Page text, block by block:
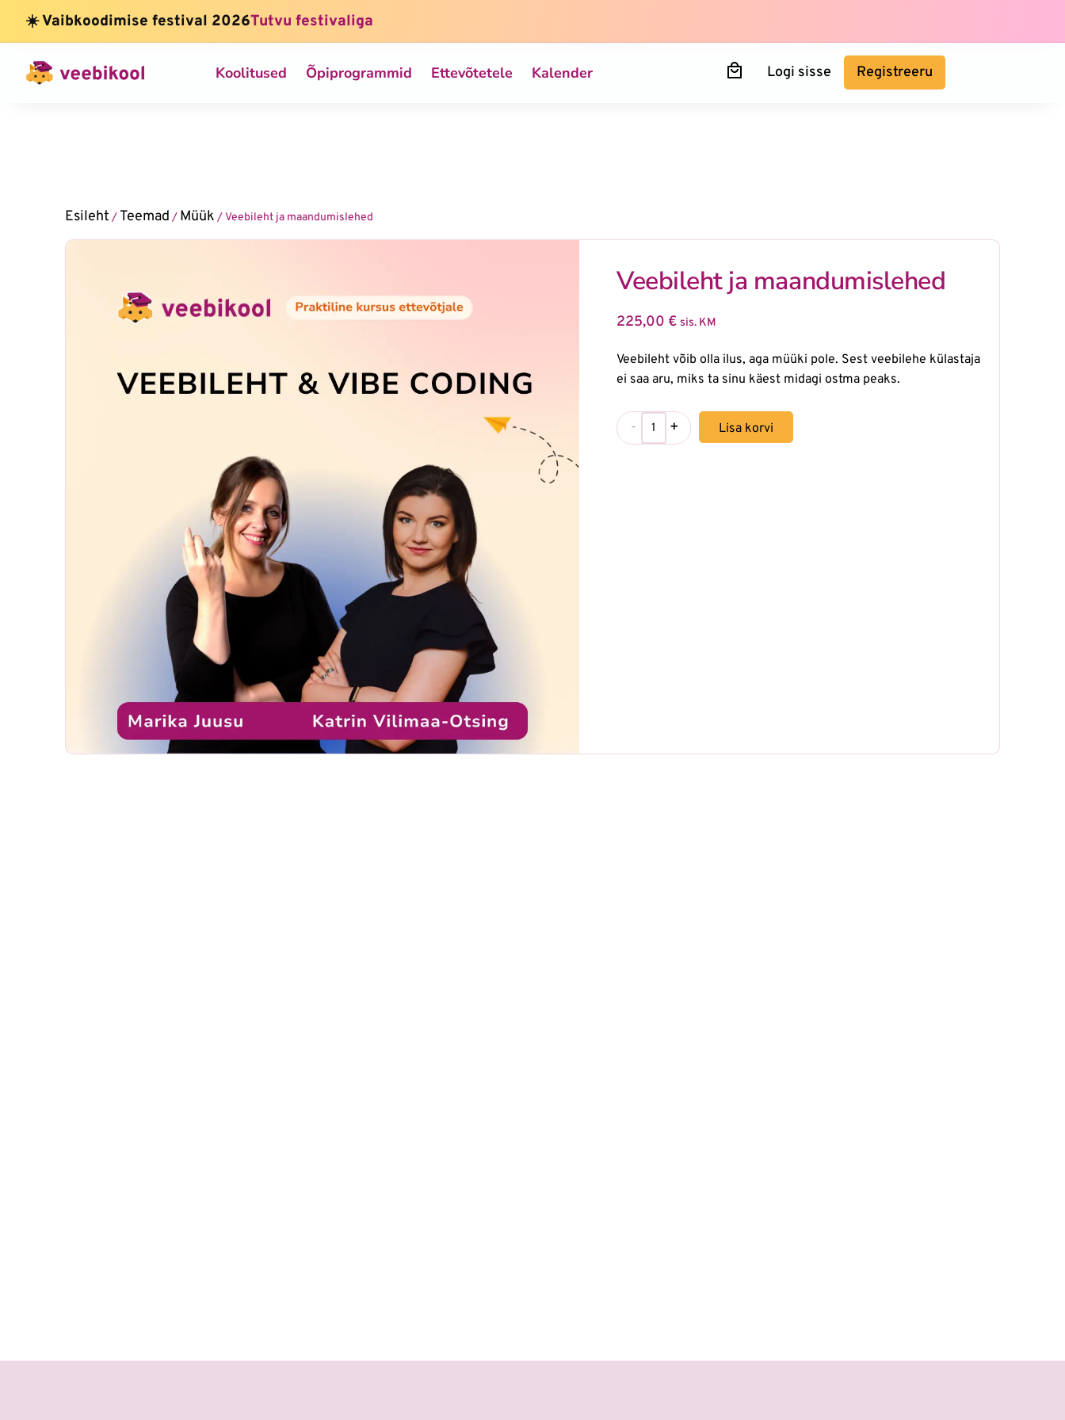
☀️ Vaibkoodimise festival 2026Tutvu festivaliga
Koolitused Õpiprogrammid Ettevõtetele Kalender Logi sisse Registreeru
Esileht / Teemad / Müük / Veebileht ja maandumislehed
Veebileht ja maandumislehed
225,00 € sis. KM
Veebileht võib olla ilus, aga müüki pole. Sest veebilehe külastaja
ei saa aru, miks ta sinu käest midagi ostma peaks.
- + Lisa korvi